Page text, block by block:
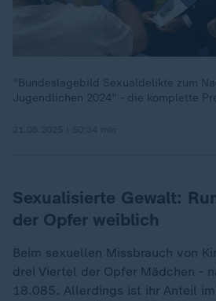
"Bundeslagebild Sexualdelikte zum
Jugendlichen 2024" - die komplette
Sexualisierte Gewalt:
der Opfer weiblich
Beim sexuellen Missbrauch von
drei Viertel der Opfer Mädchen -
18.085. Allerdings ist ihr Anteil